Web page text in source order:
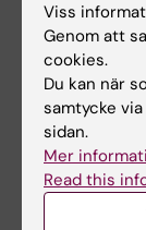
Viss
Genom att
cookies.
Du kan när
samtycke
sidan.
Mer
Read this